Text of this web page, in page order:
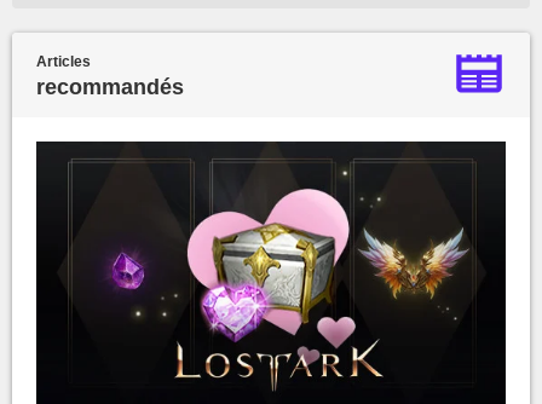
Articles
recommandés